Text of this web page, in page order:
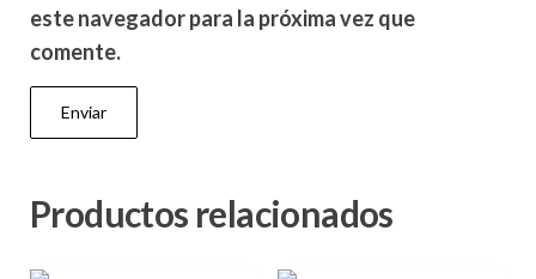
este navegador para la próxima vez que
comente.
Productos relacionados